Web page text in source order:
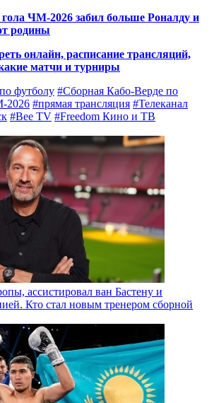
ЧМ-2026 забил больше Роналду и
родины
онлайн, расписание трансляций,
матчи и турниры
футболу #Сборная Кабо-Верде по
2026 #прямая трансляция #Телеканал
#Bee TV #Freedom Кино и ТВ
ассистировал ван Бастену и
Кто стал новым тренером сборной